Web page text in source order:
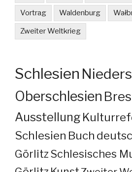
Vortrag Waldenburg
Zweiter Weltkrieg
Schlesien
Oberschlesien
Ausstellung
Schlesien Buch
GörlitzSchlesisches